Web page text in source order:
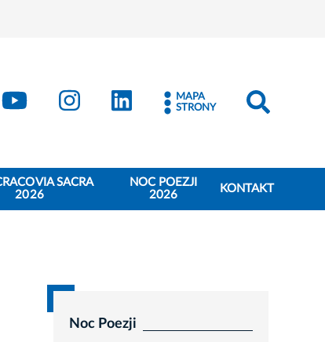
- X
Kraków - YouTube
Kraków - Instagram
Kraków - LinkedIn
MAPA
STRONY
SACRA
2026
NOC POEZJI
2026
KONTAKT
Noc Poezji